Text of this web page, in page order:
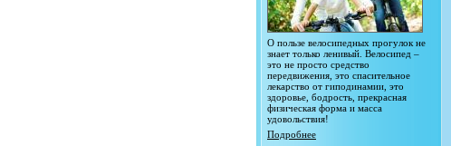
О пользе велосипедных прогулок не
знает только ленивый. Велосипед –
это не просто средство
передвижения, это спасительное
лекарство от гиподинамии, это
здоровье, бодрость, прекрасная
физическая форма и масса
удовольствия!
Подробнее